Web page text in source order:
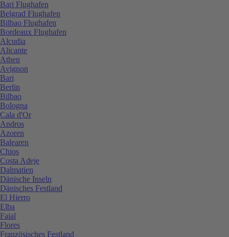
Bari Flughafen
Belgrad Flughafen
Bilbao Flughafen
Bordeaux Flughafen
Alcudia
Alicante
Athen
Avignon
Bari
Berlin
Bilbao
Bologna
Cala d'Or
Andros
Azoren
Balearen
Chios
Costa Adeje
Dalmatien
Dänische Inseln
Dänisches Festland
El Hierro
Elba
Faial
Flores
Französisches Festland